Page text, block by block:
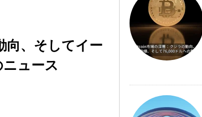
向、そしてイー
ュース